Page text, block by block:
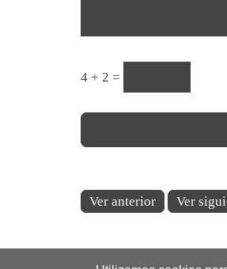
4 + 2 =
Ver anterior Ver